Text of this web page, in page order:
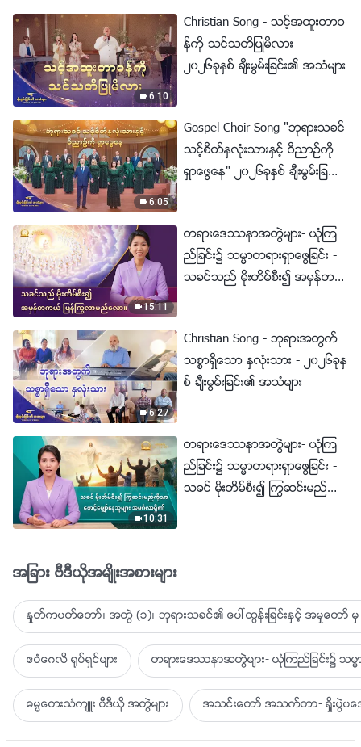
6:10
Christian Song - သင့္အထူးတာဝ
န္ကို သင္သတိျပဳမိလား -
၂၀၂၆ခုႏွစ္ ခ်ီးမြမ္းျခင္း၏ အသံမ်ား
6:05
Gospel Choir Song "ဘုရားသခင္
သင့္စိတ္ႏွလုံးသားႏွင့္ ဝိညာဥ္ကို
ရွာေဖြေန" ၂၀၂၆ခုႏွစ္ ခ်ီးမြမ္းျခ
15:11
တရားေဒႆနာအတြဲမ်ား- ယုံၾက
ည္ျခင္း၌ သမၼာတရားရွာေဖြျခင္း -
သခင္သည္ မိုးတိမ္စီး၍ အမွန္တက
6:27
Christian Song - ဘုရားအတြက္
သစၥာရွိေသာ ႏွလုံးသား - ၂၀၂၆ခုႏွ
စ္ ခ်ီးမြမ္းျခင္း၏ အသံမ်ား
10:31
တရားေဒႆနာအတြဲမ်ား- ယုံၾက
ည္ျခင္း၌ သမၼာတရားရွာေဖြျခင္း -
သခင္ မိုးတိမ္စီး၍ ႂကြဆင္းမည္ကို
အျခား ဗီဒီယိုအမ်ိဳးအစားမ်ား
ႏႈတ္ကပတ္ေတာ္၊ အတြဲ (၁)၊ ဘုရားသခင္၏ ေပၚထြန္းျခင္းႏွင့္ အမႈေတာ္ မွ
ဧဝံေဂလိ ႐ုပ္ရွင္မ်ား တရားေဒႆနာအတြဲမ်ား- ယုံၾကည္ျခင္း၌ သမၼာတ
ဓမၼေတးသံက်ဴး ဗီဒီယို အတြဲမ်ား အသင္းေတာ္ အသက္တာ- ရႈိးပြဲ